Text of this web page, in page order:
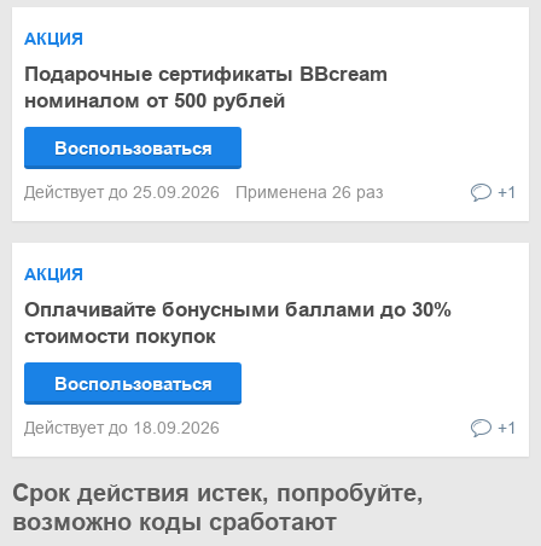
АКЦИЯ
Подарочные сертификаты BBcream
номиналом от 500 рублей
Воспользоваться
Действует до 25.09.2026 Применена 26 раз +1
АКЦИЯ
Оплачивайте бонусными баллами до 30%
стоимости покупок
Воспользоваться
Действует до 18.09.2026 +1
Срок действия истек, попробуйте,
возможно коды сработают